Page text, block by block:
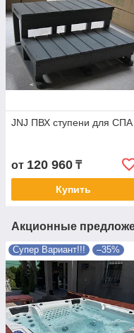
JNJ ПВХ ступени для СПА
от 120 960 ₸
Купить
Акционные
Супер Вариант!!! –35%